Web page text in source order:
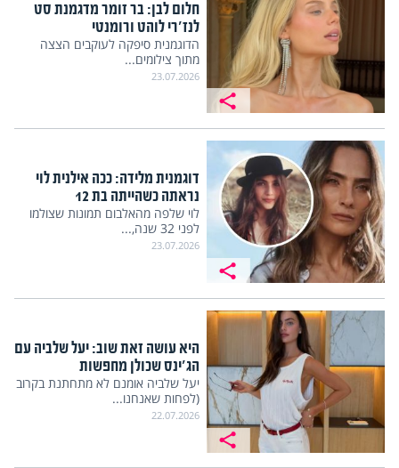
חלום לבן: בר זומר מדגמנת סט
לנז'רי לוהט ורומנטי
הדוגמנית סיפקה לעוקבים הצצה
מתוך צילומים...
23.07.2026
דוגמנית מלידה: ככה אילנית לוי
נראתה כשהייתה בת 12
לוי שלפה מהאלבום תמונות שצולמו
לפני 32 שנה,...
23.07.2026
היא עושה זאת שוב: יעל שלביה עם
הג'ינס שכולן מחפשות
יעל שלביה אומנם לא מתחתנת בקרוב
(לפחות שאנחנו...
22.07.2026